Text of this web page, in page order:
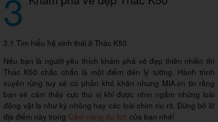
3.1 Tìm hiểu hệ sinh thái ở Thác K50
Nếu bạn là người yêu thích khám phá vẻ đẹp thiên nhiên thì
Thác K50 chắc chắn là một điểm đến lý tưởng. Hành trình
xuyên rừng tuy sẽ có phần khó khăn nhưng MIA.vn tin rằng
bạn sẽ cảm thấy cực thú vị khi được nhìn ngắm những loài
động vật lạ như kỳ nhông hay các loài chim ríu rít. Đừng bỏ lỡ
địa điểm này trong Cẩm nang du lịch của bạn nhé!